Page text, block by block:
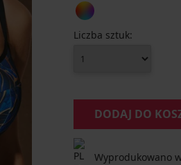
Liczba sztuk:
DODAJ DO
Wyprodukowano